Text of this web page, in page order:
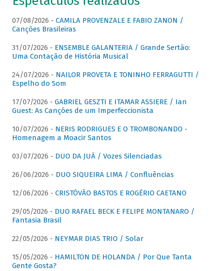
07/08/2026 - CAMILA PROVENZALE E FABIO ZANON /
Canções Brasileiras
31/07/2026 - ENSEMBLE GALANTERIA / Grande Sertão:
Uma Contação de História Musical
24/07/2026 - NAILOR PROVETA E TONINHO FERRAGUTTI /
Espelho do Som
17/07/2026 - GABRIEL GESZTI E ITAMAR ASSIERE / Ian
Guest: As Canções de um Imperfeccionista
10/07/2026 - NERIS RODRIGUES E O TROMBONANDO -
Homenagem a Moacir Santos
03/07/2026 - DUO DA JUÁ / Vozes Silenciadas
26/06/2026 - DUO SIQUEIRA LIMA / Confluências
12/06/2026 - CRISTÓVÃO BASTOS E ROGÉRIO CAETANO
29/05/2026 - DUO RAFAEL BECK E FELIPE MONTANARO /
Fantasia Brasil
22/05/2026 - NEYMAR DIAS TRIO / Solar
15/05/2026 - HAMILTON DE HOLANDA / Por Que Tanta
Gente Gosta?